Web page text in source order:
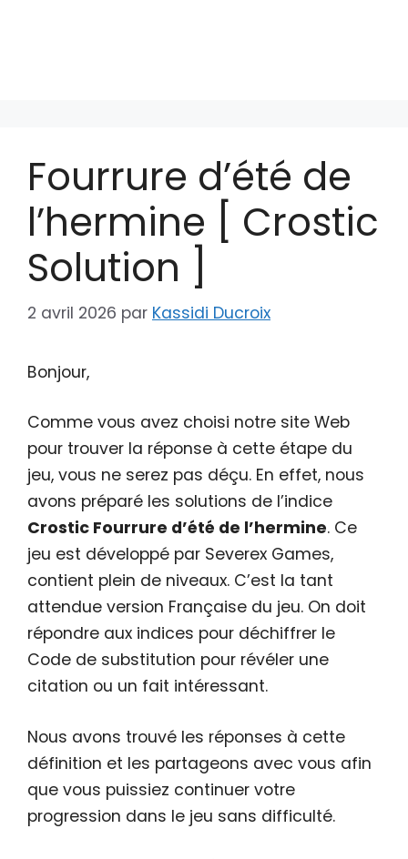
Fourrure d’été de
l’hermine [ Crostic
Solution ]
2 avril 2026 par Kassidi Ducroix
Bonjour,
Comme vous avez choisi notre site Web
pour trouver la réponse à cette étape du
jeu, vous ne serez pas déçu. En effet, nous
avons préparé les solutions de l’indice
Crostic Fourrure d’été de l’hermine. Ce
jeu est développé par Severex Games,
contient plein de niveaux. C’est la tant
attendue version Française du jeu. On doit
répondre aux indices pour déchiffrer le
Code de substitution pour révéler une
citation ou un fait intéressant.
Nous avons trouvé les réponses à cette
définition et les partageons avec vous afin
que vous puissiez continuer votre
progression dans le jeu sans difficulté.